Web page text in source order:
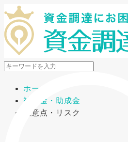
メニューを開閉
ホーム
補助金・助成金
注意点・リスク